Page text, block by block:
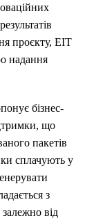
проєкту, EIT
надання
бізнес-
що
пакетів
сплачують у
з
від